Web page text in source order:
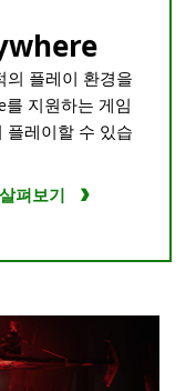
의 플레이 환경을
를 지원하는 게임
플레이할 수 있습
펴보기